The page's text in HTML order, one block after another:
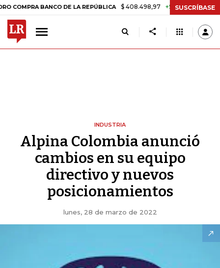
BANCO DE LA REPÚBLICA $ 408.498,97 +$ 8.753,81 +2,19%
SUSCRÍBASE
INDUSTRIA
Alpina Colombia anunció
cambios en su equipo
directivo y nuevos
posicionamientos
lunes, 28 de marzo de 2022